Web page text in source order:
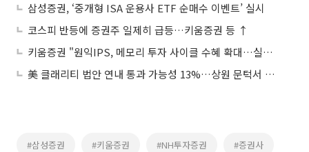
삼성증권, ‘중개형 ISA 운용사 ETF 순매수 이벤트’ 실시
코스피 반등에 증권주 일제히 급등…키움증권 등 ↑
키움증권 "원익IPS, 메모리 투자 사이클 수혜 확대…실적 성장 기대"
美 클래리티 법안 연내 통과 가능성 13%…상원 문턱서 제동
#삼성증권 #키움증권 #NH투자증권 #증권사